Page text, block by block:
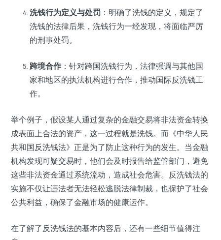
洗钱行为定义与处罚 ：明确了洗钱的定义，规定了
洗钱的法律后果，洗钱行为一经发现，将面临严厉
的刑事处罚。
跨境合作 ：针对跨国洗钱行为，法律强调与其他国
家和地区的执法机构进行合作，推动国际反洗钱工
作。
举个例子，假设某人通过复杂的金融交易将非法资金转换
成表面上合法的资产，这一过程就是洗钱。而《中华人民
共和国反洗钱法》正是为了防止这种行为的发生。当金融
机构发现可疑交易时，他们会及时报告给监管部门，避免
这些非法资金通过系统流动，造成社会危害。反洗钱法的
实施不仅让违法者无法轻松逃脱法律制裁，也保护了社会
公共利益，确保了金融市场的健康运作。
在了解了反洗钱法的基本内容后，还有一些细节值得注